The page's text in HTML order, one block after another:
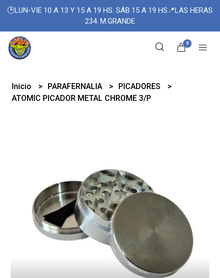
🕑LUN-VIE 10 A 13 Y 15 A 19 HS. SÁB 15 A 19 HS📍LAS HERAS
234. M.GRANDE
0
Inicio PARAFERNALIA
PICADORES
ATOMIC PICADOR METAL CHROME 3/P